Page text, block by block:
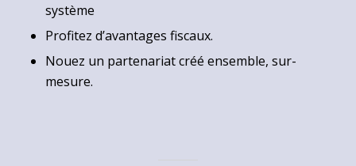
système
Profitez d’avantages fiscaux.
Nouez un partenariat créé ensemble, sur-
mesure.